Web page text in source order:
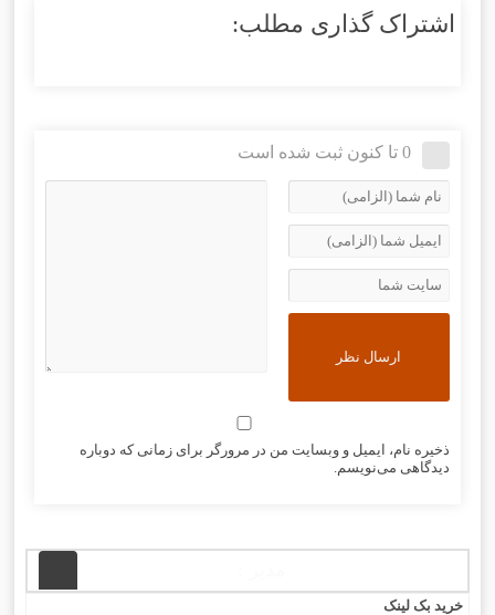
اشتراک گذاری مطلب:
0 تا کنون ثبت شده است
ذخیره نام، ایمیل و وبسایت من در مرورگر برای زمانی که دوباره
دیدگاهی می‌نویسم.
خرید بک لینک